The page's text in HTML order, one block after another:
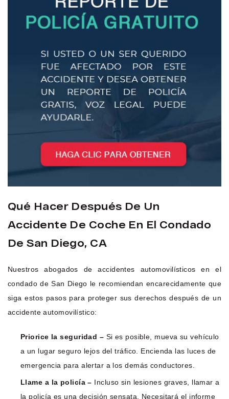
Qué Hacer Después De Un
Accidente De Coche En El Condado
De San Diego, CA
Nuestros abogados de accidentes automovilísticos en el
condado de San Diego le recomiendan encarecidamente que
siga estos pasos para proteger sus derechos después de un
accidente automovilístico:
Priorice la seguridad – Si es posible, mueva su vehículo
a un lugar seguro lejos del tráfico. Encienda las luces de
emergencia para alertar a los demás conductores.
Llame a la policía – Incluso sin lesiones graves, llamar a
la policía es una decisión sensata. Necesitará el informe